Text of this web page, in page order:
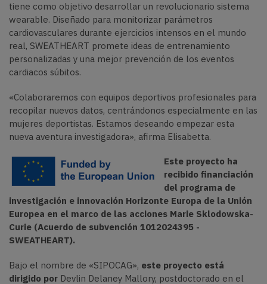
tiene como objetivo desarrollar un revolucionario sistema
wearable. Diseñado para monitorizar parámetros
cardiovasculares durante ejercicios intensos en el mundo
real, SWEATHEART promete ideas de entrenamiento
personalizadas y una mejor prevención de los eventos
cardiacos súbitos.
«Colaboraremos con equipos deportivos profesionales para
recopilar nuevos datos, centrándonos especialmente en las
mujeres deportistas. Estamos deseando empezar esta
nueva aventura investigadora», afirma Elisabetta.
Este proyecto ha
recibido financiación
del programa de
investigación e innovación Horizonte Europa de la Unión
Europea en el marco de las acciones Marie Sklodowska-
Curie (Acuerdo de subvención 1012024395 -
SWEATHEART).
Bajo el nombre de «SIPOCAG», este proyecto está
dirigido por Devlin Delaney Mallory, postdoctorado en el